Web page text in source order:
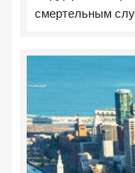
смертельным